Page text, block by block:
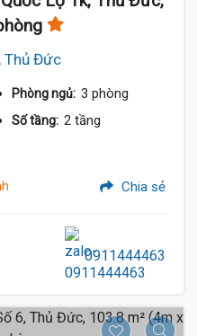
Thủ Đức
Phòng ngủ: 3 phòng
Số tầng: 2 tầng
Chia sẻ
0911444463